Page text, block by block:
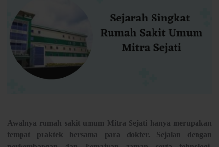
Awalnya rumah sakit umum Mitra Sejati hanya merupakan
tempat praktek bersama para dokter. Sejalan dengan